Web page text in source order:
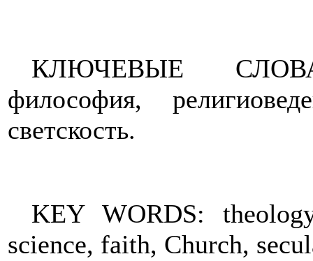
КЛЮЧЕВЫЕ СЛОВА:
философия,
светскость.
KEY WORDS:
science, faith, Church,